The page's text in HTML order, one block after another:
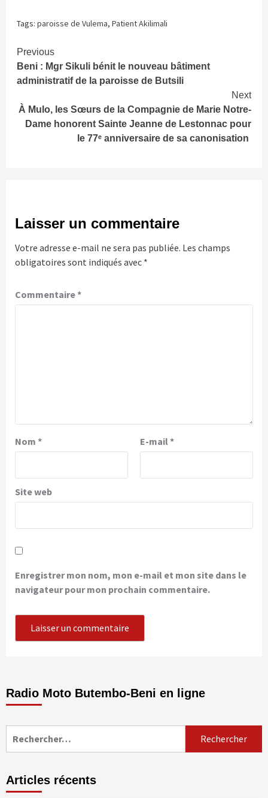
Tags: paroisse de Vulema, Patient Akilimali
Continue
Reading
Previous
Beni : Mgr Sikuli bénit le nouveau bâtiment
administratif de la paroisse de Butsili
Next
À Mulo, les Sœurs de la Compagnie de Marie Notre-
Dame honorent Sainte Jeanne de Lestonnac pour
le 77ᵉ anniversaire de sa canonisation
Laisser un commentaire
Votre adresse e-mail ne sera pas publiée. Les champs
obligatoires sont indiqués avec *
Commentaire*
Nom * E-mail *
Site web
Enregistrer mon nom, mon e-mail et mon site dans le
navigateur pour mon prochain commentaire.
Radio Moto Butembo-Beni en ligne
Articles récents